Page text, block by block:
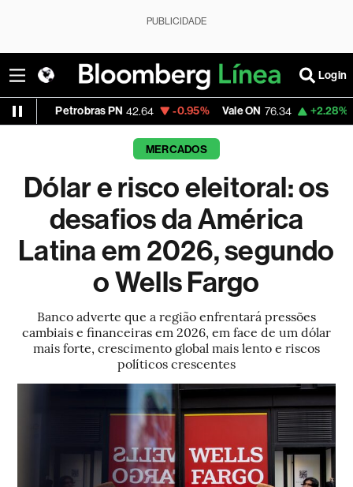
PUBLICIDADE
Login
PN 42.64 -0.95% Vale ON 76.34 +2.28% Itaú PN
MERCADOS
Dólar e risco eleitoral: os
desafios da América
Latina em 2026, segundo
o Wells Fargo
Banco adverte que a região enfrentará pressões
cambiais e financeiras em 2026, em face de um dólar
mais forte, crescimento global mais lento e riscos
políticos crescentes